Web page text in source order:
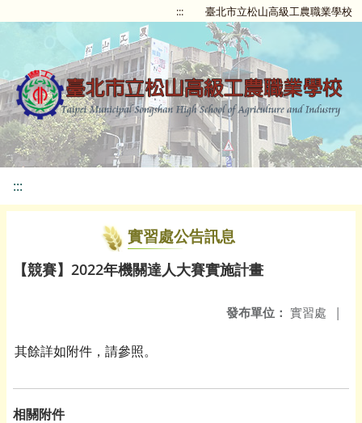
::: 臺北市立松山高級工農職業學校
:::
實習處公告訊息
【競賽】2022年機關達人大賽實施計畫
發布單位： 實習處 |
其餘詳如附件，請參照。
相關附件